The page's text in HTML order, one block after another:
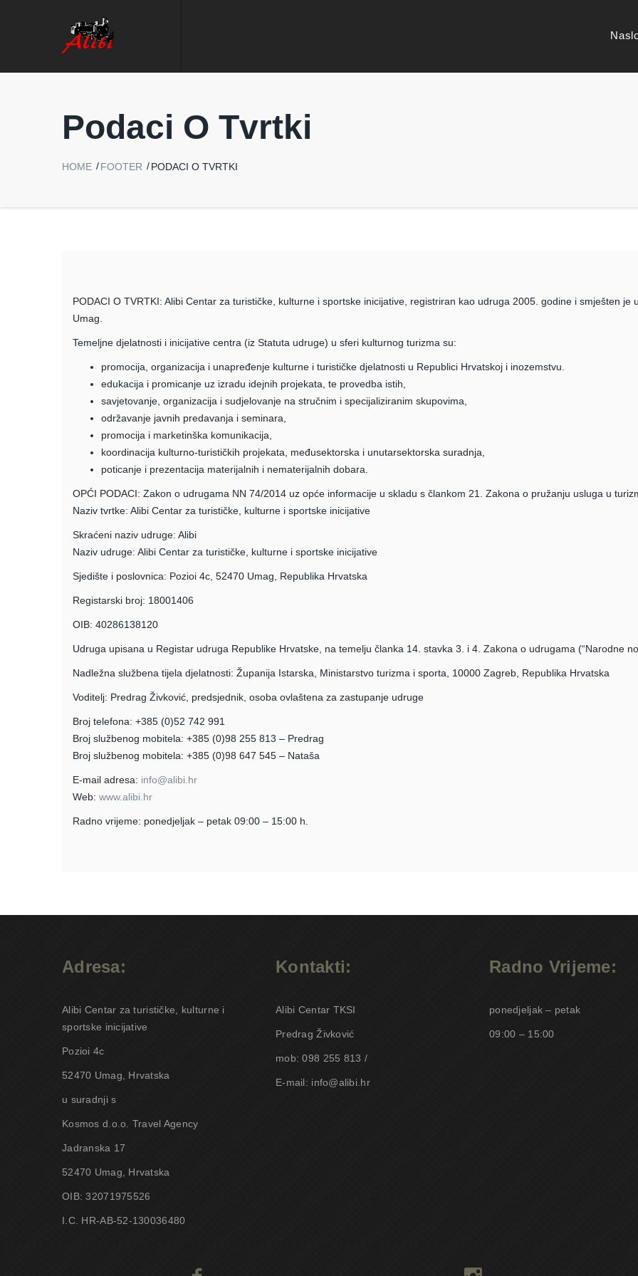
Podaci O Tvrtki
HOME FOOTER PODACI O TVRTKI
PODACI O TVRTKI: Alibi Centar za turističke, kulturne i sportske inicijative, registriran kao udruga 2005. godine i smješten
Umag.
Temeljne djelatnosti i inicijative centra (iz Statuta udruge) u sferi kulturnog turizma su:
promocija, organizacija i unapređenje kulturne i turističke djelatnosti u Republici Hrvatskoj i inozemstvu.
edukacija i promicanje uz izradu idejnih projekata, te provedba istih,
savjetovanje, organizacija i sudjelovanje na stručnim i specijaliziranim skupovima,
održavanje javnih predavanja i seminara,
promocija i marketinška komunikacija,
koordinacija kulturno-turističkih projekata, međusektorska i unutarsektorska suradnja,
poticanje i prezentacija materijalnih i nematerijalnih dobara.
OPĆI PODACI: Zakon o udrugama NN 74/2014 uz opće informacije u skladu s člankom 21. Zakona o pružanju usluga u
Naziv tvrtke: Alibi Centar za turističke, kulturne i sportske inicijative
Skraćeni naziv udruge: Alibi
Naziv udruge: Alibi Centar za turističke, kulturne i sportske inicijative
Sjedište i poslovnica: Pozioi 4c, 52470 Umag, Republika Hrvatska
Registarski broj: 18001406
OIB: 40286138120
Udruga upisana u Registar udruga Republike Hrvatske, na temelju članka 14. stavka 3. i 4. Zakona o udrugama (“Narodne
Nadležna službena tijela djelatnosti: Županija Istarska, Ministarstvo turizma i sporta, 10000 Zagreb, Republika Hrvatska
Voditelj: Predrag Živković, predsjednik, osoba ovlaštena za zastupanje udruge
Broj telefona: +385 (0)52 742 991
Broj službenog mobitela: +385 (0)98 255 813 – Predrag
Broj službenog mobitela: +385 (0)98 647 545 – Nataša
E-mail adresa: info@alibi.hr
Web: www.alibi.hr
Radno vrijeme: ponedjeljak – petak 09:00 – 15:00 h.
Adresa:
Alibi Centar za turističke, kulturne i
sportske inicijative
Pozioi 4c
52470 Umag, Hrvatska
u suradnji s
Kosmos d.o.o. Travel Agency
Jadranska 17
52470 Umag, Hrvatska
OIB: 32071975526
I.C. HR-AB-52-130036480
Kontakti:
Alibi Centar TKSI
Predrag Živković
mob: 098 255 813 /
E-mail: info@alibi.hr
Radno Vrijeme:
ponedjeljak – petak
09:00 – 15:00